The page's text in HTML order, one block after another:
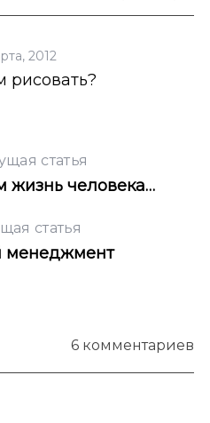
2012
рисовать?
статья
жизнь человека…
статья
6 комментариев